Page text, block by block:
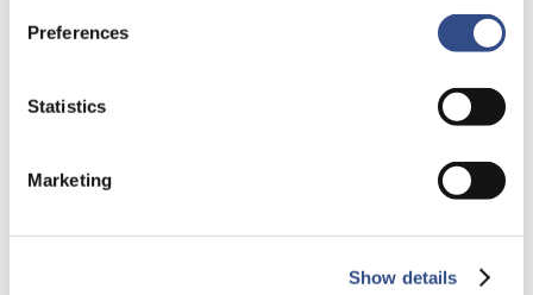
Preferences
Statistics
Marketing
Show details